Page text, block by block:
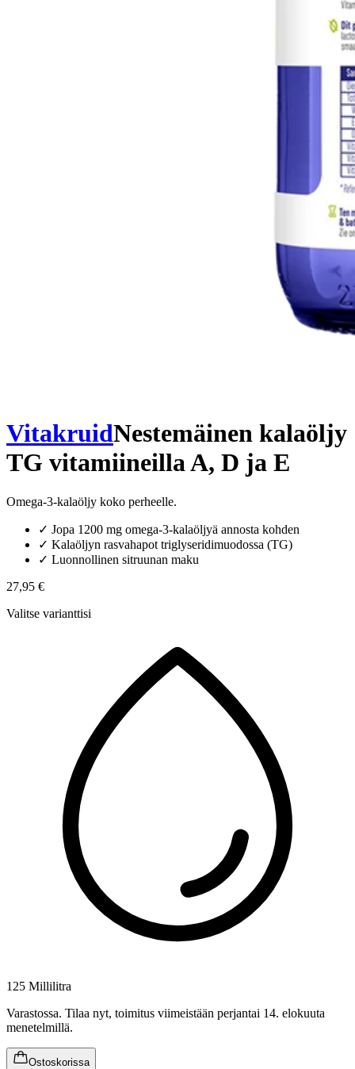
VitakruidNestemäinen kalaöljy
TG vitamiineilla A, D ja E
Omega-3-kalaöljy koko perheelle.
✓ Jopa 1200 mg omega-3-kalaöljyä annosta kohden
✓ Kalaöljyn rasvahapot triglyseridimuodossa (TG)
✓ Luonnollinen sitruunan maku
27,95 €
Valitse varianttisi
125 Millilitra
Varastossa. Tilaa nyt, toimitus viimeistään perjantai 14. elokuuta
menetelmillä.
Ostoskorissa